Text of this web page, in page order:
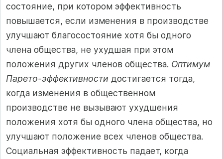
состояние, при котором эффективность
повышается, если изменения в производстве
улучшают благосостояние хотя бы одного
члена общества, не ухудшая при этом
положения других членов общества. Оптимум
Парето-эффективности достигается тогда,
когда изменения в общественном
производстве не вызывают ухудшения
положения хотя бы одного члена общества, но
улучшают положение всех членов общества.
Социальная эффективность падает, когда